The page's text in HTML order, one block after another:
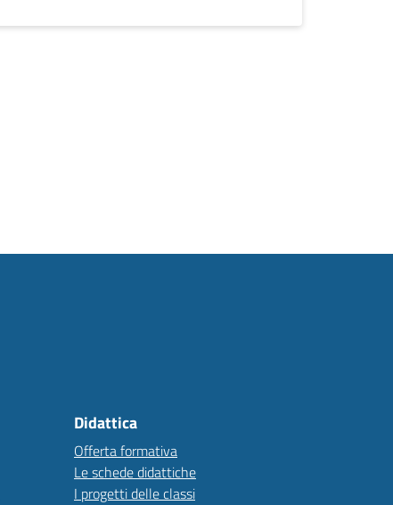
Didattica
Offerta formativa
Le schede didattiche
I progetti delle classi